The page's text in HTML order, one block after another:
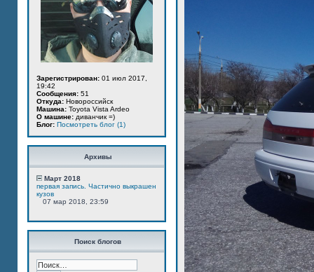
Зарегистрирован: 01 июл 2017,
19:42
Сообщения: 51
Откуда: Новороссийск
Машина: Toyota Vista Ardeo
О машине: диванчик =)
Блог: Посмотреть блог (1)
Архивы
Март 2018
первая запись. Частично выкрашен
кузов
07 мар 2018, 23:59
Поиск блогов